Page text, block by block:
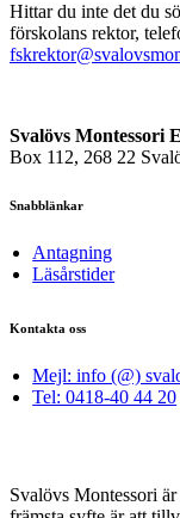
Hittar du inte det du
förskolans rektor,
Svalövs Montessori
Box 112, 268 22
Snabblänkar
Antagning
Läsårstider
Kontakta oss
Mejl: info (@)
Tel: 0418-40 44 20
Svalövs Montessori